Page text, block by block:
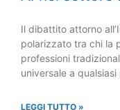
Il dibattito attorno
polarizzato tra chi la
professioni
universale a qualsiasi
LEGGI TUTTO »